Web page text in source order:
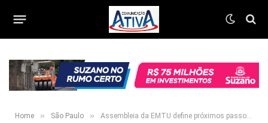
Home » São Paulo » Assembleia da EMTU define próximos passos para modernizar gestão do transporte metropolitano via ônibus em SP